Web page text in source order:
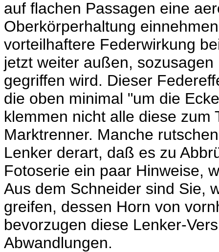
auf flachen Passagen eine
Oberkörperhaltung
vorteilhaftere Federwirkung
jetzt weiter außen,
gegriffen wird. Dieser
die oben minimal "um die
klemmen nicht alle diese zum
Marktrenner. Manche
Lenker derart, daß es zu
Fotoserie ein paar Hinweise,
Aus dem Schneider sind Sie,
greifen, dessen Horn von
bevorzugen diese Lenker-
Abwandlungen.